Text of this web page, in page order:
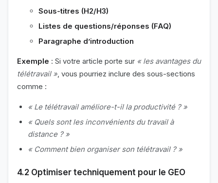
Sous-titres (H2/H3)
Listes de questions/réponses (FAQ)
Paragraphe d’introduction
Exemple : Si votre article porte sur « les avantages du
télétravail », vous pourriez inclure des sous-sections
comme :
« Le télétravail améliore-t-il la productivité ? »
« Quels sont les inconvénients du travail à
distance ? »
« Comment bien organiser son télétravail ? »
4.2 Optimiser techniquement pour le GEO